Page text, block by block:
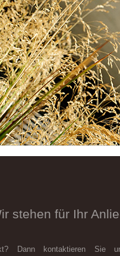
stehen für Ihr
Dann kontaktieren Sie